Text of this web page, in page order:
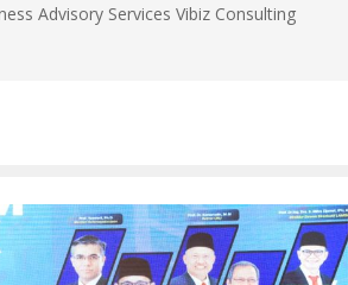
Advisory Services Vibiz Consulting